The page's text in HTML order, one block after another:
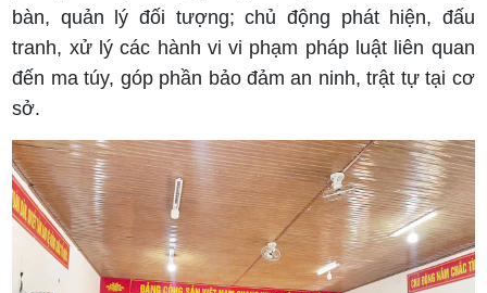
bàn, quản lý đối tượng; chủ động phát hiện, đấu
tranh, xử lý các hành vi vi phạm pháp luật liên quan
đến ma túy, góp phần bảo đảm an ninh, trật tự tại cơ
sở.